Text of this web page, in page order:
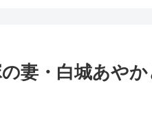
妻・白城あや